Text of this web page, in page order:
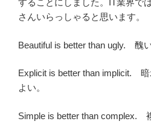
することにしました。IT業界で
さんいらっしゃると思います。
Beautiful is better than ugly. 醜
Explicit is better than implicit.
よい。
Simple is better than complex.